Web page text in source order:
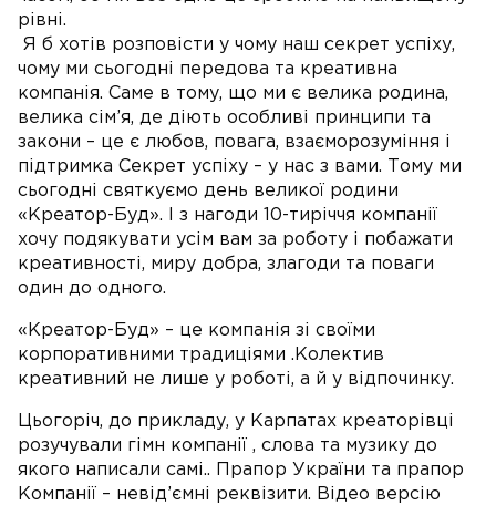
рівні.
Я б хотів розповісти у чому наш секрет успіху,
чому ми сьогодні передова та креативна
компанія. Саме в тому, що ми є велика родина,
велика сім’я, де діють особливі принципи та
закони – це є любов, повага, взаєморозуміння і
підтримка Секрет успіху – у нас з вами. Тому ми
сьогодні святкуємо день великої родини
«Креатор-Буд». І з нагоди 10-тиріччя компанії
хочу подякувати усім вам за роботу і побажати
креативності, миру добра, злагоди та поваги
один до одного.
«Креатор-Буд» – це компанія зі своїми
корпоративними традиціями .Колектив
креативний не лише у роботі, а й у відпочинку.
Цьогоріч, до прикладу, у Карпатах креаторівці
розучували гімн компанії , слова та музику до
якого написали самі.. Прапор України та прапор
Компанії – невід’ємні реквізити. Відео версію